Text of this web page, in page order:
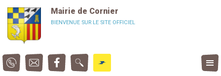
Mairie de Cornier
BIENVENUE SUR LE SITE OFFICIEL
Panneau de gestion des cookies